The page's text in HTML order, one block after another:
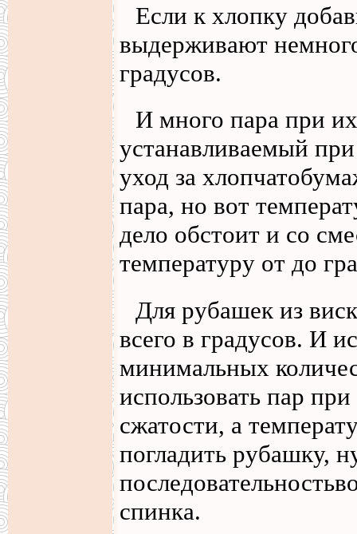
Если к хлопку
выдерживают
градусов.
И много пара при
устанавливаемый
уход за
пара, но вот
дело обстоит и со
температуру от до
Для рубашек из
всего в градусов. И
минимальных
использовать пар
сжатости, а
погладить рубашку,
спинка.